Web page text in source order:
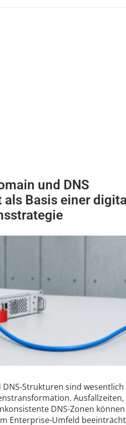
und DNS
als Basis einer
Strukturen sind
Ausfallzeiten,
DNS-Zonen
Enterprise-Umfeld